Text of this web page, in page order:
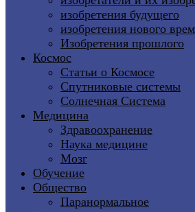
изобретения будущего
изобретения нового
Изобретения прошлого
Космос
Статьи о Космосе
Спутниковые системы
Солнечная Система
Медицина
Здравоохранение
Наука медицине
Мозг
Обучение
Общество
Паранормальное